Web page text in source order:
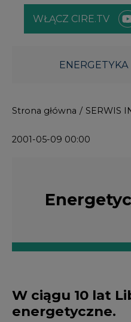
WŁĄCZ CIRE.TV
ENERGETYKA
Strona główna / SERWIS
2001-05-09 00:00
W ciągu 10 lat
energetyczne.